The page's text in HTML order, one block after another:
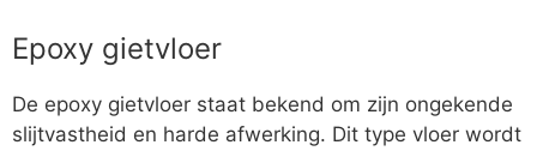
Epoxy gietvloer
De epoxy gietvloer staat bekend om zijn ongekende
slijtvastheid en harde afwerking. Dit type vloer wordt